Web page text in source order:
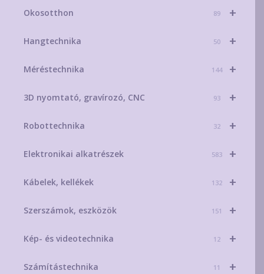
+
Okosotthon 89
+
Hangtechnika 50
+
Méréstechnika 144
+
3D nyomtató, gravírozó, CNC 93
+
Robottechnika 32
+
Elektronikai alkatrészek 583
+
Kábelek, kellékek 132
+
Szerszámok, eszközök 151
+
Kép- és videotechnika 12
+
Számítástechnika 11